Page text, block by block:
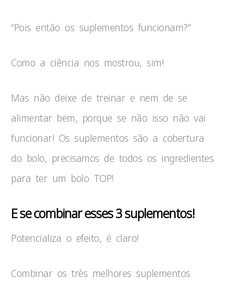
“Pois então os suplementos funcionam?”
Como a ciência nos mostrou, sim!
Mas não deixe de treinar e nem de se
alimentar bem, porque se não isso não vai
funcionar! Os suplementos são a cobertura
do bolo, precisamos de todos os ingredientes
para ter um bolo TOP!
E se combinar esses 3 suplementos!
Potencializa o efeito, é claro!
Combinar os três melhores suplementos